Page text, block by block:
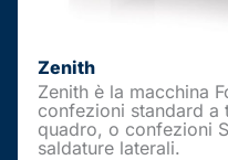
Zenith
Zenith è la macchina
confezioni standard a
quadro, o confezioni
saldature laterali.